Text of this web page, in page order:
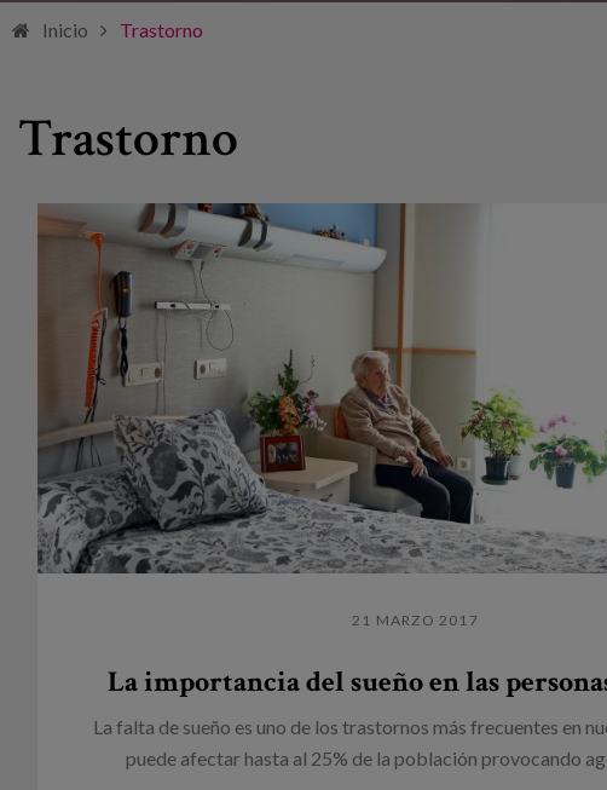
Inicio Trastorno
Trastorno
21 MARZO 2017
La importancia del sueño en las
La falta de sueño es uno de los trastornos más frecuentes en
puede afectar hasta al 25% de la población provocando